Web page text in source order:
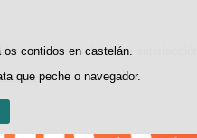
estatísticas de uso e satisfacción.
legal.
contidos en castelán.
que peche o navegador.